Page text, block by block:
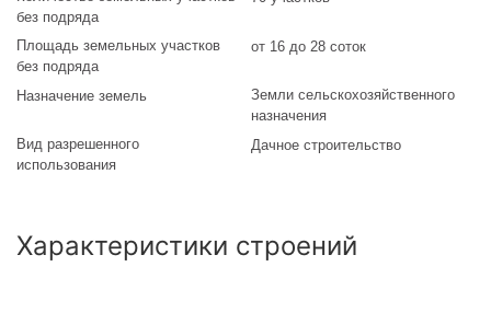
без подряда
Площадь земельных участков
без подряда
от 16 до 28 соток
Назначение земель
Земли сельскохозяйственного
назначения
Вид разрешенного
использования
Дачное строительство
Характеристики строений